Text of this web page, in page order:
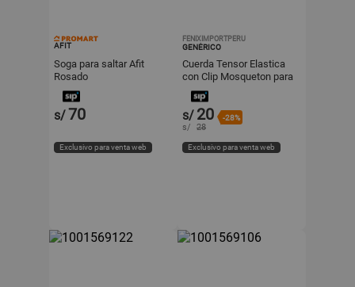
AFIT
Soga para saltar Afit
Rosado
s/70
Exclusivo para venta web
FENIXIMPORTPERU
GENÉRICO
Cuerda Tensor Elastica
con Clip Mosqueton para
Moto 8mm x 180 cm
Brickell SB-122 Amarillo
s/ 20 -28%
s/ 28
Exclusivo para venta web